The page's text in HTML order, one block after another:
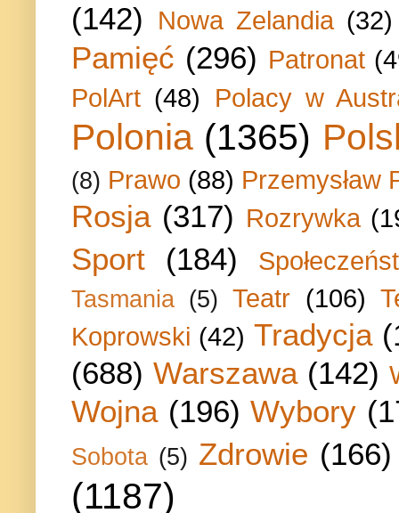
(142) Nowa Zelandia (32)
Pamięć (296) Patronat
PolArt (48) Polacy w
Polonia (1365)
(8) Prawo (88) Przemysław
Rosja (317) Rozrywka
Sport (184)
Tasmania (5) Teatr (106)
Koprowski (42) Tradycja
(688) Warszawa (142)
Wojna (196) Wybory
Sobota (5) Zdrowie (166)
(1187)